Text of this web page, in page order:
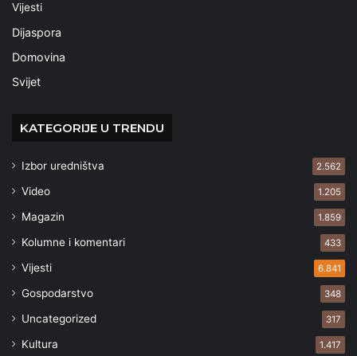
Vijesti
Dijaspora
Domovina
Svijet
KATEGORIJE U TRENDU
Izbor uredništva 2.562
Video 1.205
Magazin 1.859
Kolumne i komentari 433
Vijesti 6.841
Gospodarstvo 348
Uncategorized 317
Kultura 1.417